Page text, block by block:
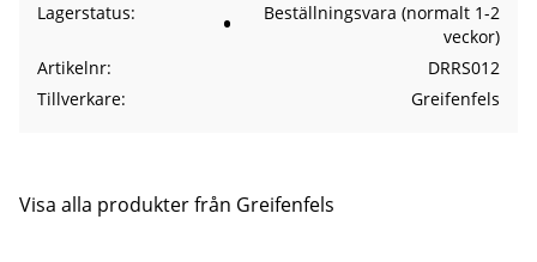
Lagerstatus
Beställningsvara (normalt 1-2
veckor)
Artikelnr
DRRS012
Tillverkare
Greifenfels
Visa alla produkter från Greifenfels